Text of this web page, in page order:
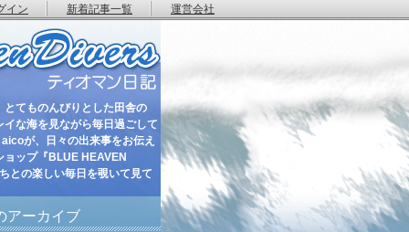
イン 新着記事一覧 運営会社
てものんびりとした田舎の
な海を見ながら毎日過ごして
が、日々の出来事をお伝え
ョップ『BLUE HEAVEN
との楽しい毎日を覗いて見て
アーカイブ